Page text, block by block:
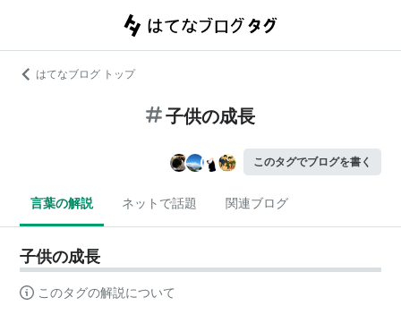
はてなブログ トップ
子供の成長
このタグでブログを書く
言葉の解説 ネットで話題 関連ブログ
子供の成長
このタグの解説について